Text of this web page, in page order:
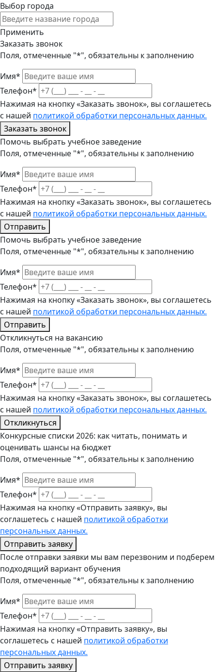
Выбор города
Применить
Заказать звонок
Поля, отмеченные "*", обязательны к заполнению
Имя*
Телефон*
Нажимая на кнопку «Заказать звонок», вы соглашетесь
с нашей политикой обработки персональных данных.
Заказать звонок
Помочь выбрать учебное заведение
Поля, отмеченные "*", обязательны к заполнению
Имя*
Телефон*
Нажимая на кнопку «Заказать звонок», вы соглашетесь
с нашей политикой обработки персональных данных.
Отправить
Помочь выбрать учебное заведение
Поля, отмеченные "*", обязательны к заполнению
Имя*
Телефон*
Нажимая на кнопку «Заказать звонок», вы соглашетесь
с нашей политикой обработки персональных данных.
Отправить
Откликнуться на вакансию
Поля, отмеченные "*", обязательны к заполнению
Имя*
Телефон*
Нажимая на кнопку «Заказать звонок», вы соглашетесь
с нашей политикой обработки персональных данных.
Откликнуться
Конкурсные списки 2026: как читать, понимать и
оценивать шансы на бюджет
Поля, отмеченные "*", обязательны к заполнению
Имя*
Телефон*
Нажимая на кнопку «Отправить заявку», вы
соглашетесь с нашей политикой обработки
персональных данных.
Отправить заявку
После отправки заявки мы вам перезвоним и подберем
подходящий вариант обучения
Поля, отмеченные "*", обязательны к заполнению
Имя*
Телефон*
Нажимая на кнопку «Отправить заявку», вы
соглашетесь с нашей политикой обработки
персональных данных.
Отправить заявку